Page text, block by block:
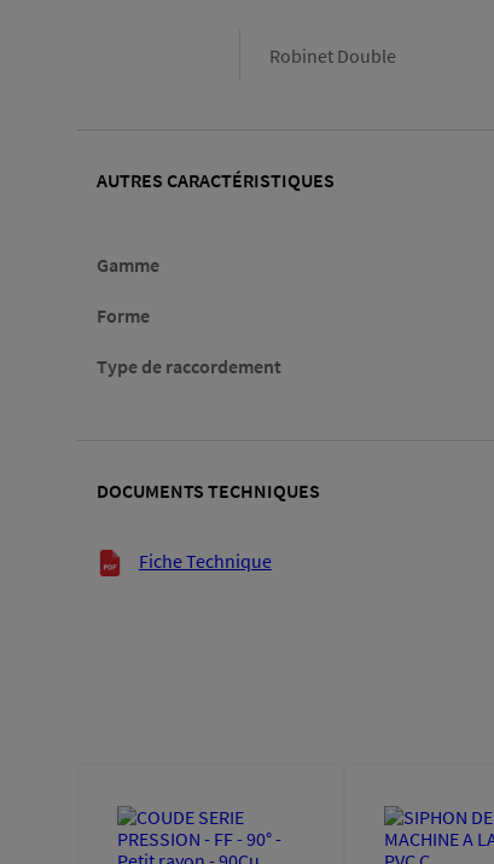
Robinet Double
AUTRES CARACTÉRISTIQUES
Gamme
Forme
Type de raccordement
DOCUMENTS TECHNIQUES
Documents techniques
Fiche Technique